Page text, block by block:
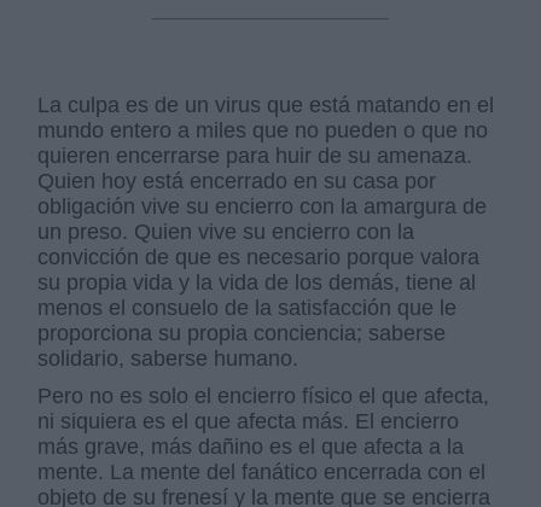
La culpa es de un virus que está matando en el
mundo entero a miles que no pueden o que no
quieren encerrarse para huir de su amenaza.
Quien hoy está encerrado en su casa por
obligación vive su encierro con la amargura de
un preso. Quien vive su encierro con la
convicción de que es necesario porque valora
su propia vida y la vida de los demás, tiene al
menos el consuelo de la satisfacción que le
proporciona su propia conciencia; saberse
solidario, saberse humano.
Pero no es solo el encierro físico el que afecta,
ni siquiera es el que afecta más. El encierro
más grave, más dañino es el que afecta a la
mente. La mente del fanático encerrada con el
objeto de su frenesí y la mente que se encierra